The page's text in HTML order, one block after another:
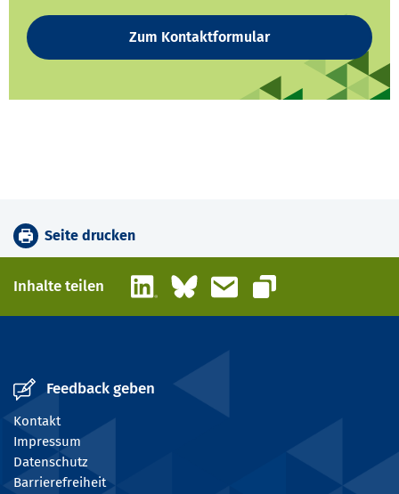
Zum Kontaktformular
Seite drucken
Inhalte teilen LinkedInBlueskyE-Mail
Link kopieren
Feedback geben
Kontakt
Impressum
Datenschutz
Barrierefreiheit